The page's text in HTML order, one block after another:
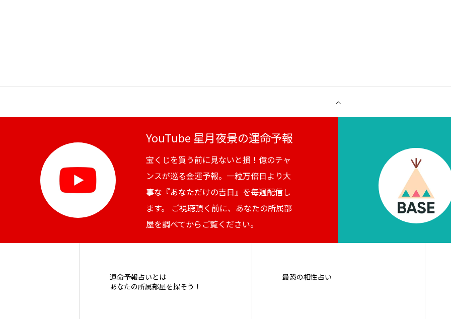
YouTube 星月夜景の運命予報
宝くじを買う前に見ないと損！億のチャ
ンスが巡る金運予報。一粒万倍日より大
事な『あなただけの吉日』を毎週配信し
ます。 ご視聴頂く前に、あなたの所属部
屋を調べてからご覧ください。
運命予報占いとは
あなたの所属部屋を探そう！
最恐の相性占い